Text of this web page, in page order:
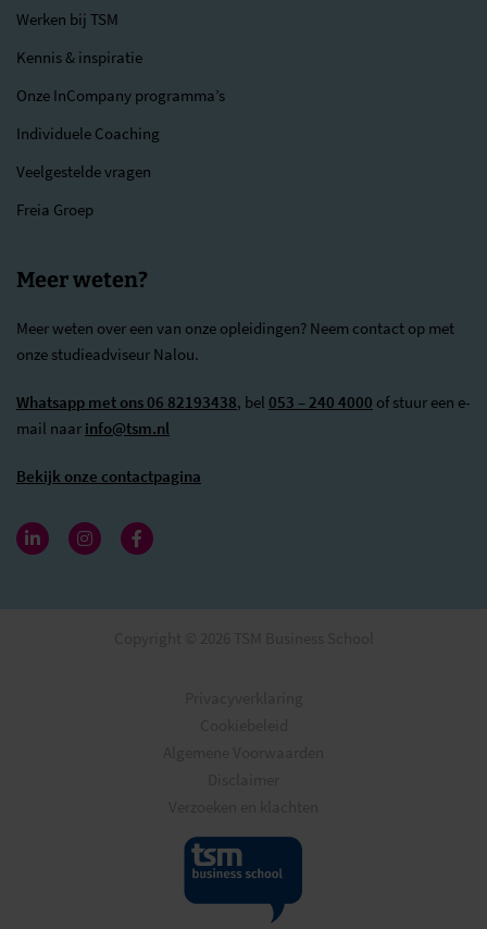
Werken bij TSM
Kennis & inspiratie
Onze InCompany programma’s
Individuele Coaching
Veelgestelde vragen
Freia Groep
Meer weten?
Meer weten over een van onze opleidingen? Neem contact op met
onze studieadviseur Nalou.
Whatsapp met ons 06 82193438, bel 053 – 240 4000 of stuur een e-
mail naar info@tsm.nl
Bekijk onze contactpagina